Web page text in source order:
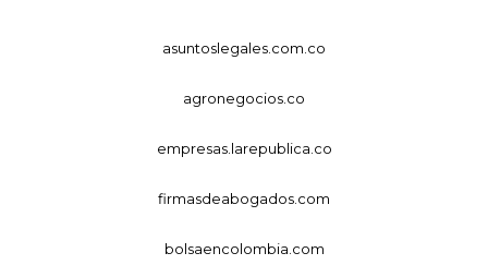
asuntoslegales.com.co
agronegocios.co
empresas.larepublica.co
firmasdeabogados.com
bolsaencolombia.com